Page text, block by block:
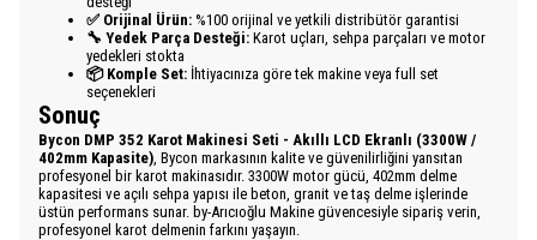
✅ Orijinal Ürün: %100 orijinal ve yetkili distribütör garantisi
🔧 Yedek Parça Desteği: Karot uçları, sehpa parçaları ve motor
yedekleri stokta
📦 Komple Set: İhtiyacınıza göre tek makine veya full set
seçenekleri
Sonuç
Bycon DMP 352 Karot Makinesi Seti - Akıllı LCD Ekranlı (3300W /
402mm Kapasite), Bycon markasının kalite ve güvenilirliğini yansıtan
profesyonel bir karot makinasıdır. 3300W motor gücü, 402mm delme
kapasitesi ve açılı sehpa yapısı ile beton, granit ve taş delme işlerinde
üstün performans sunar. by-Arıcıoğlu Makine güvencesiyle sipariş verin,
profesyonel karot delmenin farkını yaşayın.